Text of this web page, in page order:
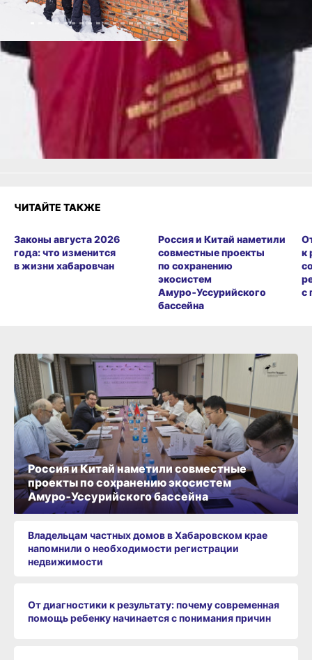
Читайте нас в соцсетях: ВКонтакте,
Одноклассники,
Телеграм
или
Яндекс.Дзен
Огонь!
Удивило
Грустно
Разочарование
ЧИТАЙТЕ ТАКЖЕ
Законы августа 2026
года: что изменится
в жизни хабаровчан
Россия и Китай наметили
совместные проекты
по сохранению
экосистем
Амуро‑Уссурийского
бассейна
к
с
Россия и Китай наметили совместные
проекты по сохранению экосистем
Амуро‑Уссурийского бассейна
Владельцам частных домов в Хабаровском крае
напомнили о необходимости регистрации
недвижимости
От диагностики к результату: почему современная
помощь ребенку начинается с понимания причин